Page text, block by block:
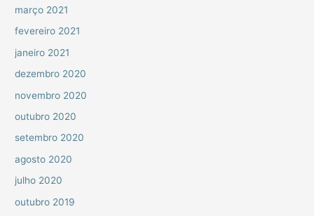
março 2021
fevereiro 2021
janeiro 2021
dezembro 2020
novembro 2020
outubro 2020
setembro 2020
agosto 2020
julho 2020
outubro 2019